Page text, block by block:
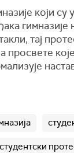
који су
гимназије
тај
просвете
студентски